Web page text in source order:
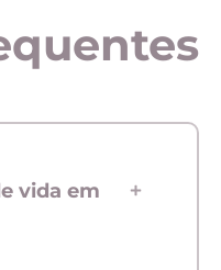
vida em